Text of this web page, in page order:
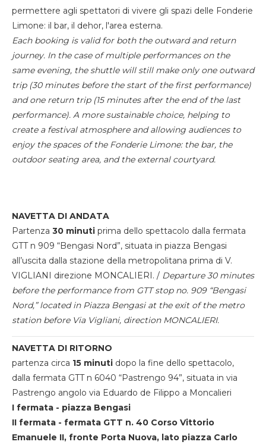
permettere agli spettatori di vivere gli spazi delle Fonderie
Limone: il bar, il dehor, l'area esterna.
Each booking is valid for both the outward and return
journey. In the case of multiple performances on the
same evening, the shuttle will still make only one outward
trip (30 minutes before the start of the first performance)
and one return trip (15 minutes after the end of the last
performance). A more sustainable choice, helping to
create a festival atmosphere and allowing audiences to
enjoy the spaces of the Fonderie Limone: the bar, the
outdoor seating area, and the external courtyard.
NAVETTA DI ANDATA
Partenza 30 minuti prima dello spettacolo dalla fermata
GTT n 909 “Bengasi Nord”, situata in piazza Bengasi
all’uscita dalla stazione della metropolitana prima di V.
VIGLIANI direzione MONCALIERI. / Departure 30 minutes
before the performance from GTT stop no. 909 “Bengasi
Nord,” located in Piazza Bengasi at the exit of the metro
station before Via Vigliani, direction MONCALIERI.
NAVETTA DI RITORNO
partenza circa 15 minuti dopo la fine dello spettacolo,
dalla fermata GTT n 6040 “Pastrengo 94”, situata in via
Pastrengo angolo via Eduardo de Filippo a Moncalieri
I fermata - piazza Bengasi
II fermata - fermata GTT n. 40 Corso Vittorio
Emanuele II, fronte Porta Nuova, lato piazza Carlo